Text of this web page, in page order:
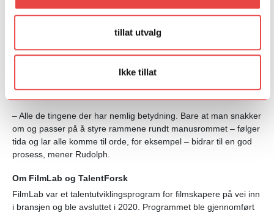
tillat utvalg
Ikke tillat
Anders Rudolph i Mediefabrikken fast.
– Men det er mulig å jobbe med rammene. Å tenke på hvordan
rommet ser ut før man setter igang prosessen som skal skje
eller at det skjedde noe gøy eller lekent i inngangspartiet når du
ankom, sier han.
– Alle de tingene der har nemlig betydning. Bare at man snakker
om og passer på å styre rammene rundt manusrommet – følger
tida og lar alle komme til orde, for eksempel – bidrar til en god
prosess, mener Rudolph.
Om FilmLab og TalentForsk
FilmLab var et talentutviklingsprogram for filmskapere på vei inn
i bransjen og ble avsluttet i 2020. Programmet ble gjennomført